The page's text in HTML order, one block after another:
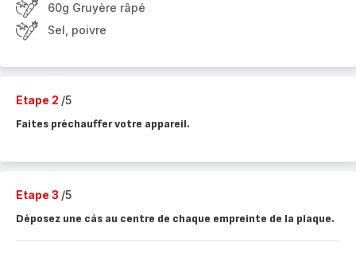
60g Gruyère râpé
Sel, poivre
Etape 2 /5
Faites préchauffer votre appareil.
Etape 3 /5
Déposez une càs au centre de chaque empreinte de la plaque.